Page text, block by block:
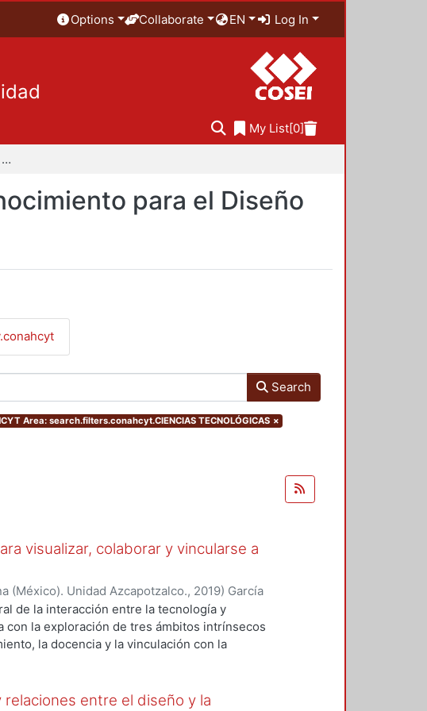
Options Collaborate EN Log In
My List[0]
Libros - Departamento de Investigación y Conocimiento para el Diseño
para el Diseño
Search
Area: search.filters.conahcyt.CIENCIAS TECNOLÓGICAS ×
visualizar, colaborar y vincularse a
(México). Unidad Azcapotzalco., 2019) García
Zizumbo Alamilla, Alda Maria
de la interacción entre la tecnología y
con la exploración de tres ámbitos intrínsecos
la docencia y la vinculación con la
un análisis sobre tres conferencias
sobre temas de tecnología,
entre el diseño y la